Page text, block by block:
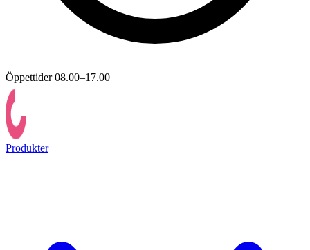
Öppettider 08.00–17.00
Produkter